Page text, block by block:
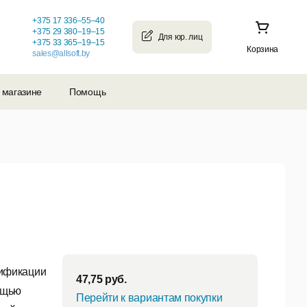
Корзина
+375 17 336–55–40
+375 29 380–19–15
+375 33 365–19–15
sales@allsoft.by
Помощь
47,75руб.
Перейти к вариантам покупки